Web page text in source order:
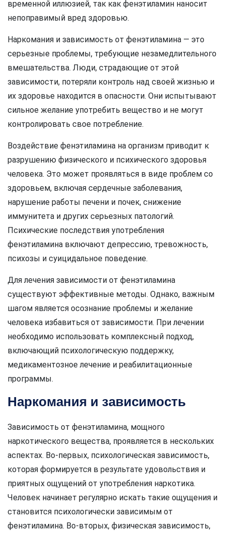
временной иллюзией, так как фенэтиламин наносит
непоправимый вред здоровью.
Наркомания и зависимость от фенэтиламина — это
серьезные проблемы, требующие незамедлительного
вмешательства. Люди, страдающие от этой
зависимости, потеряли контроль над своей жизнью и
их здоровье находится в опасности. Они испытывают
сильное желание употребить вещество и не могут
контролировать свое потребление.
Воздействие фенэтиламина на организм приводит к
разрушению физического и психического здоровья
человека. Это может проявляться в виде проблем со
здоровьем, включая сердечные заболевания,
нарушение работы печени и почек, снижение
иммунитета и других серьезных патологий.
Психические последствия употребления
фенэтиламина включают депрессию, тревожность,
психозы и суицидальное поведение.
Для лечения зависимости от фенэтиламина
существуют эффективные методы. Однако, важным
шагом является осознание проблемы и желание
человека избавиться от зависимости. При лечении
необходимо использовать комплексный подход,
включающий психологическую поддержку,
медикаментозное лечение и реабилитационные
программы.
Наркомания и зависимость
Зависимость от фенэтиламина, мощного
наркотического вещества, проявляется в нескольких
аспектах. Во-первых, психологическая зависимость,
которая формируется в результате удовольствия и
приятных ощущений от употребления наркотика.
Человек начинает регулярно искать такие ощущения и
становится психологически зависимым от
фенэтиламина. Во-вторых, физическая зависимость,